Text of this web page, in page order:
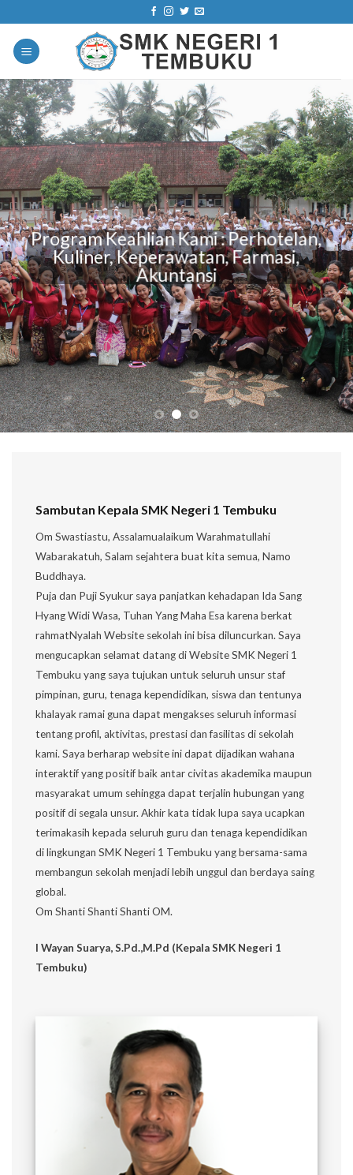
to
content
Program Keahlian Kami : Perhotelan,
Kuliner, Keperawatan, Farmasi,
Akuntansi
Sambutan Kepala SMK Negeri 1 Tembuku
Om Swastiastu, Assalamualaikum Warahmatullahi
Wabarakatuh, Salam sejahtera buat kita semua, Namo
Buddhaya.
Puja dan Puji Syukur saya panjatkan kehadapan Ida Sang
Hyang Widi Wasa, Tuhan Yang Maha Esa karena berkat
rahmatNyalah Website sekolah ini bisa diluncurkan. Saya
mengucapkan selamat datang di Website SMK Negeri 1
Tembuku yang saya tujukan untuk seluruh unsur staf
pimpinan, guru, tenaga kependidikan, siswa dan tentunya
khalayak ramai guna dapat mengakses seluruh informasi
tentang profil, aktivitas, prestasi dan fasilitas di sekolah
kami. Saya berharap website ini dapat dijadikan wahana
interaktif yang positif baik antar civitas akademika maupun
masyarakat umum sehingga dapat terjalin hubungan yang
positif di segala unsur. Akhir kata tidak lupa saya ucapkan
terimakasih kepada seluruh guru dan tenaga kependidikan
di lingkungan SMK Negeri 1 Tembuku yang bersama-sama
membangun sekolah menjadi lebih unggul dan berdaya saing
global.
Om Shanti Shanti Shanti OM.
I Wayan Suarya, S.Pd.,M.Pd (Kepala SMK Negeri 1
Tembuku)